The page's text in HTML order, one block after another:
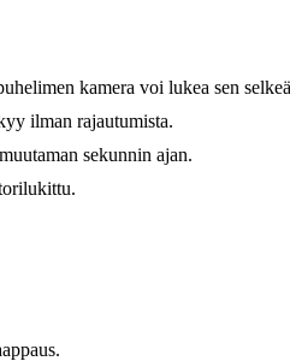
kamera voi lukea sen
ilman rajautumista.
sekunnin ajan.